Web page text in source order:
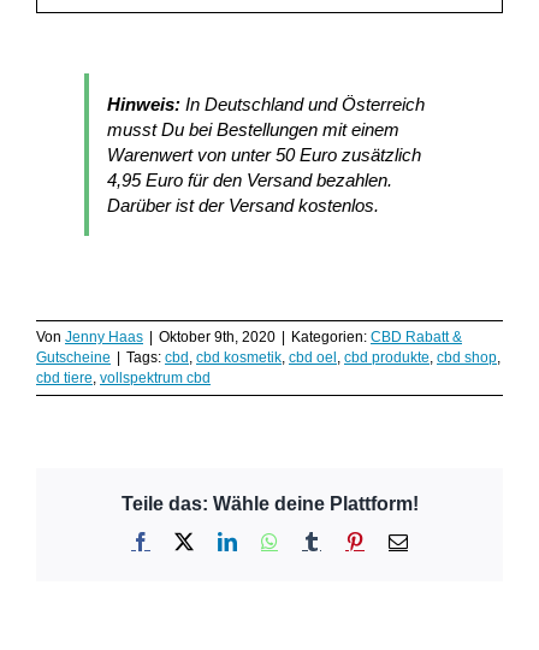
Hinweis:In Deutschland und Österreich
musst Du bei Bestellungen mit einem
Warenwert von unter 50 Euro zusätzlich
4,95 Euro für den Versand bezahlen.
Darüber ist der Versand kostenlos.
Von Jenny Haas Oktober 9th, 2020 Kategorien: CBD Rabatt &
Gutscheine
Tags: cbd , cbd kosmetik, cbd oel , cbd produkte, cbd shop,
cbd tiere, vollspektrum cbd
Teile das: Wähle deine Plattform!
Facebook LinkedInWhatsApp
Tumblr Pinterest
E-